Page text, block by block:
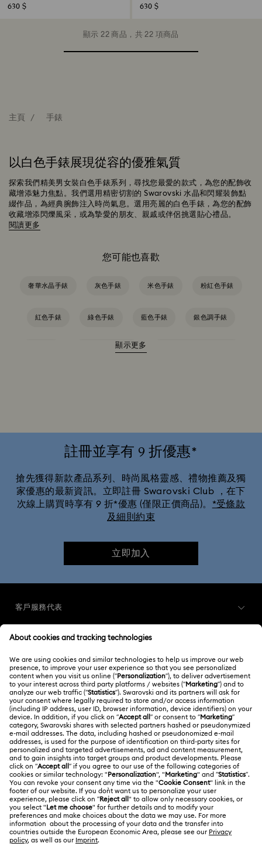
630 $ 630 $
顯示 22 商品，共 22 項商品
主頁 手錶
以白色手錶展現從容的優雅氣質
探索我們精美男女裝白色手錶系列，尋找您最愛的款式，為您的配飾收
藏增添魅力焦點。我們選用精密切割的 Swarovski 水晶和閃耀裝飾點
綴作品，為經典腕飾注入時尚氣息。選用亮麗的白色手錶，為您的配飾
收藏增添閃爍風采，或為摯愛的朋友、親戚或伴侶挑選貼心禮品。
閱讀更多
您可能也喜歡
奢華水晶手錶 灰色手錶 米色手錶 粉紅色手錶
紅色手錶 綠色手錶 藍色手錶 銀色調手錶
Attract 腕錶系列
Dextera 手鐲系列 Illumina 系列 Imber Oval 腕錶系列
Imber 手鐲腕錶系列 Imber 水晶腕錶系列
Matrix Bangle 系列 Matrix Octagon 腕錶系列
Octea Chrono 產品系列
Sublima 腕錶系列 11 週年結婚紀念禮物 皮革錶帶腕錶
結婚一週年紀念禮物 金色鍍層手錶 水晶錶帶
珠寶手錶與鏈錶 瑞士手錶 男士手錶 計時錶款
雋永經典錶款
顯示更多
註冊並享有 9 折優惠*
搶先獲得新款產品系列、時尚風格靈感、禮物推薦及獨
家優惠的最新資訊。立即註冊 Swarovski Club ，在下
次線上購買時享有 9 折*優惠 (僅限正價商品)。 *受條款
及細則約束
立即加入
客戶服務代表
客戶服務概述
訂購狀況
禮品卡餘額
運送
退貨和換貨
聯絡我們
尺寸標示
搜尋各地店舖
會員
註冊
Swarovski Club
Swarovski Crystal Society (SCS)
關於我們
關於 Swarovski
工作與職業
Alumni Community
適用於專業人士
法律條款
使用條款
條款和條件
私隱
香港特別行政區
繁體中文
English